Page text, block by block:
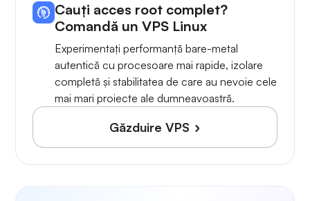
Cauți acces root complet?
Comandă un VPS Linux
Experimentați performanță bare-metal
autentică cu procesoare mai rapide, izolare
completă și stabilitatea de care au nevoie cele
mai mari proiecte ale dumneavoastră.
Găzduire VPS